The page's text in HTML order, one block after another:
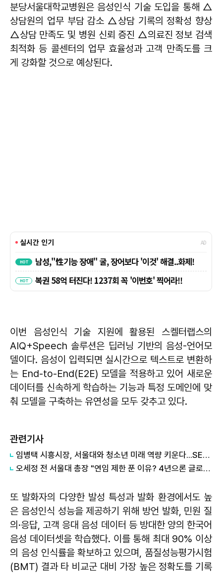
분당서울대학교병원은 음성인식 기술 도입을 통해 △
상담원의 업무 부담 감소 △상담 기록의 정확성 향상
△상담 만족도 및 병원 신뢰 증진 △의료진 정보 검색
최적화 등 콜센터의 업무 효율성과 고객 만족도를 크
게 강화할 것으로 예상된다.
이번 음성인식 기술 지원에 활용된 스켈터랩스의
AIQ+Speech 솔루션은 딥러닝 기반의 음성-언어모
델이다. 음성이 입력되면 실시간으로 텍스트로 변환하
는 End-to-End(E2E) 모델을 적용하고 있어 새로운
데이터를 신속하게 학습하는 기능과 특정 도메인에 맞
춰 모델을 구축하는 유연성을 모두 갖추고 있다.
관련기사
임병택 시흥시장, 서울대와 청소년 미래 역량 키운다...SEED 캠프 개막
오세정 전 서울대 총장 "연임 제한 푼 이유? 4년으론 글로벌 명문대 못 따라가"
또 발화자의 다양한 발성 특성과 발화 환경에서도 높
은 음성인식 성능을 제공하기 위해 방언 발화, 민원 질
의·응답, 고객 응대 음성 데이터 등 방대한 양의 한국어
음성 데이터셋을 학습했다. 이를 통해 최대 90% 이상
의 음성 인식률을 확보하고 있으며, 품질성능평가시험
(BMT) 결과 타 비교군 대비 가장 높은 정확도를 기록